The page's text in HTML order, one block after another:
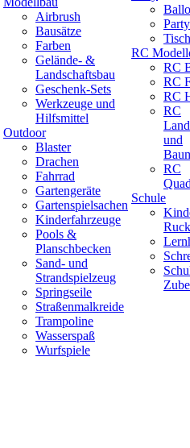
Airbrush
Bausätze
Farben
Gelände- &
Landschaftsbau
Geschenk-Sets
Werkzeuge und
Hilfsmittel
Outdoor
Blaster
Drachen
Fahrrad
Gartengeräte
Gartenspielsachen
Kinderfahrzeuge
Pools &
Planschbecken
Sand- und
Strandspielzeug
Springseile
Straßenmalkreide
Trampoline
Wasserspaß
Wurfspiele
RC
RC
RC
RC
RC
und
RC
Schule